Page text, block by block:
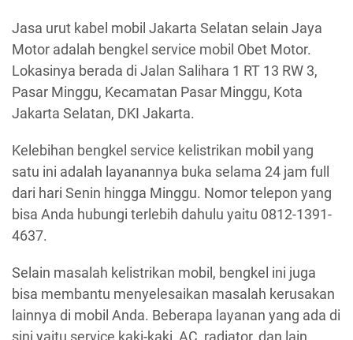
Jasa urut kabel mobil Jakarta Selatan selain Jaya
Motor adalah bengkel service mobil Obet Motor.
Lokasinya berada di Jalan Salihara 1 RT 13 RW 3,
Pasar Minggu, Kecamatan Pasar Minggu, Kota
Jakarta Selatan, DKI Jakarta.
Kelebihan bengkel service kelistrikan mobil yang
satu ini adalah layanannya buka selama 24 jam full
dari hari Senin hingga Minggu. Nomor telepon yang
bisa Anda hubungi terlebih dahulu yaitu 0812-1391-
4637.
Selain masalah kelistrikan mobil, bengkel ini juga
bisa membantu menyelesaikan masalah kerusakan
lainnya di mobil Anda. Beberapa layanan yang ada di